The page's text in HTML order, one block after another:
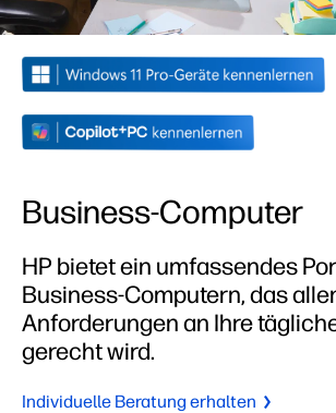
Business-Computer
HP bietet ein umfassendes
Business-Computern, das
Anforderungen an Ihre
gerecht wird.
Individuelle Beratung erhalten